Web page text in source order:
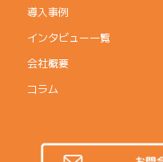
導入事例
インタビュー一覧
会社概要
コラム